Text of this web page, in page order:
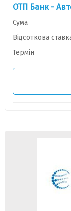
ОТП Банк -
Сума
Відсоткова
Термін